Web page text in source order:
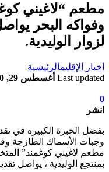
مطعم “لاغيني
وفواكه البحر
لزوار الوليدية.
اخبار الإقليمالرئيسية
Last updated أغسطس 29, 2020
0
انشر
بفضل الخبرة الكبيرة في
وجبات الأسماك الطازجة
مطعم لاغيني كوغمند”
بمنتجع الوليدية ، يواصل